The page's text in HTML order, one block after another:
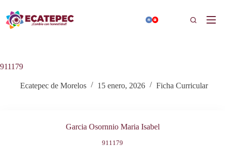
contenido
Buscar
911179
Ecatepec de Morelos 15 enero, 2026 Ficha Curricular
Garcia Osornnio Maria Isabel
911179